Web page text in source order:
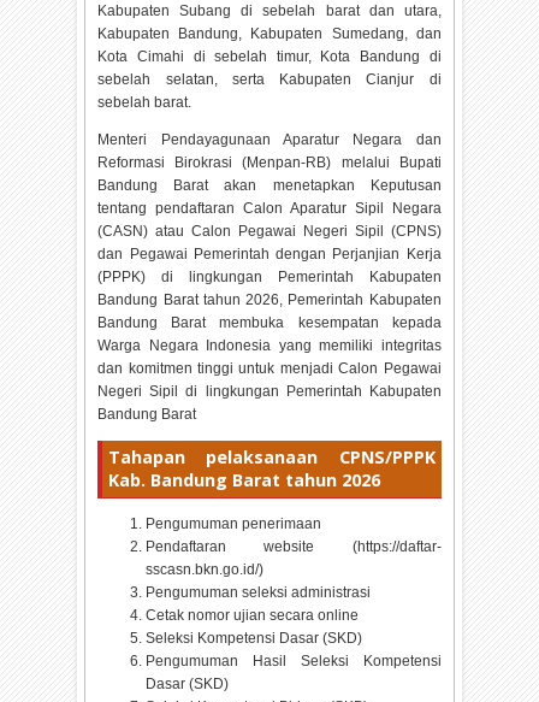
Kabupaten Subang di sebelah barat dan utara,
Kabupaten Bandung, Kabupaten Sumedang, dan
Kota Cimahi di sebelah timur, Kota Bandung di
sebelah selatan, serta Kabupaten Cianjur di
sebelah barat.
Menteri Pendayagunaan Aparatur Negara dan
Reformasi Birokrasi (Menpan-RB) melalui Bupati
Bandung Barat akan menetapkan Keputusan
tentang pendaftaran Calon Aparatur Sipil Negara
(CASN) atau Calon Pegawai Negeri Sipil (CPNS)
dan Pegawai Pemerintah dengan Perjanjian Kerja
(PPPK) di lingkungan Pemerintah Kabupaten
Bandung Barat tahun2026, Pemerintah Kabupaten
Bandung Barat membuka kesempatan kepada
Warga Negara Indonesia yang memiliki integritas
dan komitmen tinggi untuk menjadi Calon Pegawai
Negeri Sipil di lingkungan Pemerintah Kabupaten
Bandung Barat
Tahapan pelaksanaan CPNS/PPPK
Kab. Bandung Barat tahun 2026
Pengumuman penerimaan
Pendaftaran website (https://daftar-
sscasn.bkn.go.id/)
Pengumuman seleksi administrasi
Cetak nomor ujian secara online
Seleksi Kompetensi Dasar (SKD)
Pengumuman Hasil Seleksi Kompetensi
Dasar (SKD)